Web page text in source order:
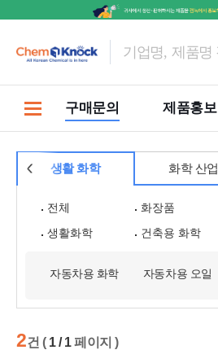
구매문의 제품홍보
생활 화학 화학 산업
전체 화장품
생활화학
건축용 화학
자동차용 화학 자동차용 오일
2건 ( 1 / 1페이지 )